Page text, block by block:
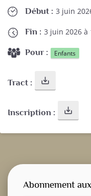
Début : 3 juin
Fin : 3 juin 2026 à
Pour : Enfants
Tract : save_alt
Inscription : save_alt
Abonnement